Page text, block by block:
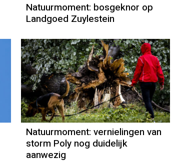
Natuurmoment: bosgeknor op
Landgoed Zuylestein
Natuurmoment
Door Kees Loogman
Natuurmoment: vernielingen van
storm Poly nog duidelijk
aanwezig